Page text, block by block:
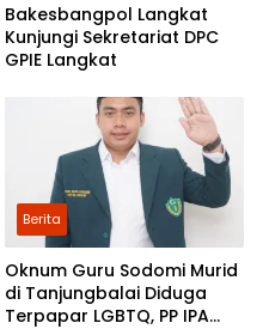
Bakesbangpol Langkat
Kunjungi Sekretariat DPC
GPIE Langkat
Berita
Oknum Guru Sodomi Murid
di Tanjungbalai Diduga
Terpapar LGBTQ, PP IPA